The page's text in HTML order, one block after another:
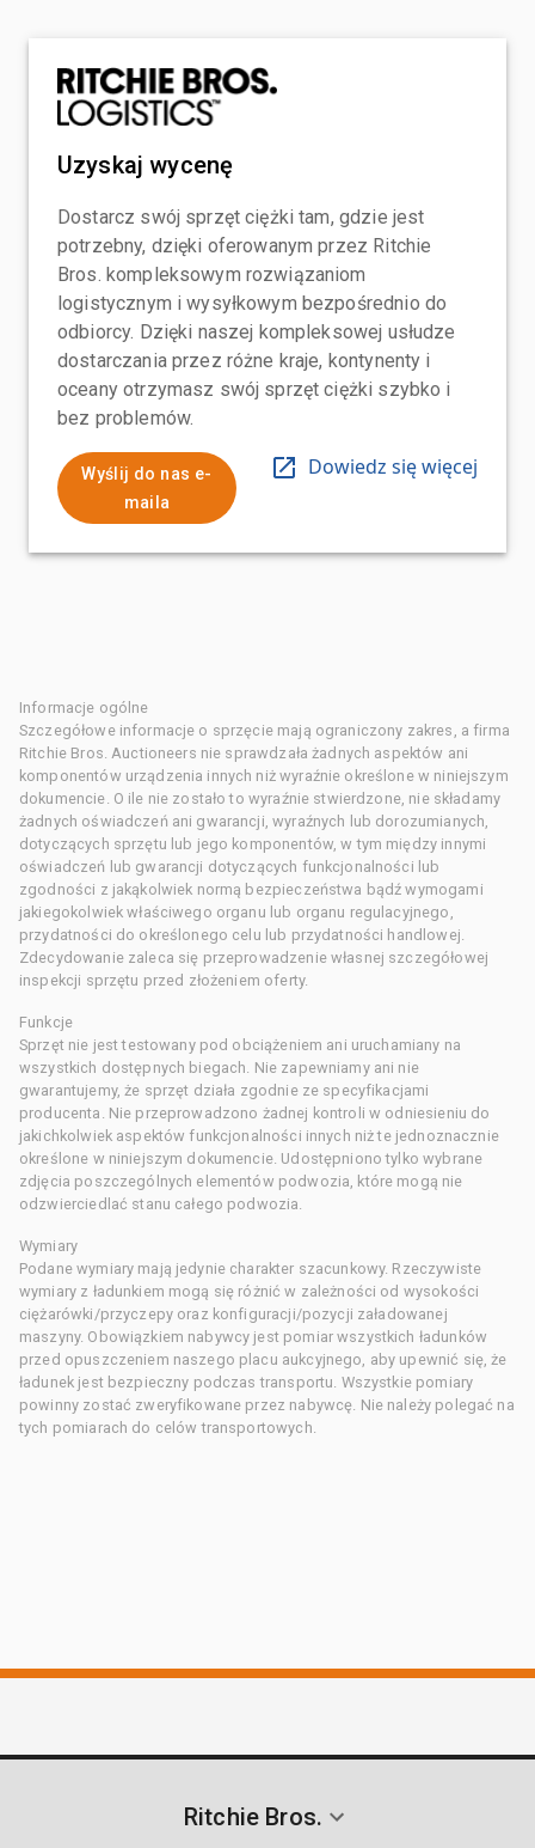
Uzyskaj wycenę
Dostarcz swój sprzęt ciężki tam, gdzie jest
potrzebny, dzięki oferowanym przez Ritchie
Bros. kompleksowym rozwiązaniom
logistycznym i wysyłkowym bezpośrednio do
odbiorcy. Dzięki naszej kompleksowej usłudze
dostarczania przez różne kraje, kontynenty i
oceany otrzymasz swój sprzęt ciężki szybko i
bez problemów.
Wyślij do nas e-
maila
Dowiedz się więcej
Informacje ogólne
Szczegółowe informacje o sprzęcie mają ograniczony zakres, a firma
Ritchie Bros. Auctioneers nie sprawdzała żadnych aspektów ani
komponentów urządzenia innych niż wyraźnie określone w niniejszym
dokumencie. O ile nie zostało to wyraźnie stwierdzone, nie składamy
żadnych oświadczeń ani gwarancji, wyraźnych lub dorozumianych,
dotyczących sprzętu lub jego komponentów, w tym między innymi
oświadczeń lub gwarancji dotyczących funkcjonalności lub
zgodności z jakąkolwiek normą bezpieczeństwa bądź wymogami
jakiegokolwiek właściwego organu lub organu regulacyjnego,
przydatności do określonego celu lub przydatności handlowej.
Zdecydowanie zaleca się przeprowadzenie własnej szczegółowej
inspekcji sprzętu przed złożeniem oferty.
Funkcje
Sprzęt nie jest testowany pod obciążeniem ani uruchamiany na
wszystkich dostępnych biegach. Nie zapewniamy ani nie
gwarantujemy, że sprzęt działa zgodnie ze specyfikacjami
producenta. Nie przeprowadzono żadnej kontroli w odniesieniu do
jakichkolwiek aspektów funkcjonalności innych niż te jednoznacznie
określone w niniejszym dokumencie. Udostępniono tylko wybrane
zdjęcia poszczególnych elementów podwozia, które mogą nie
odzwierciedlać stanu całego podwozia.
Wymiary
Podane wymiary mają jedynie charakter szacunkowy. Rzeczywiste
wymiary z ładunkiem mogą się różnić w zależności od wysokości
ciężarówki/przyczepy oraz konfiguracji/pozycji załadowanej
maszyny. Obowiązkiem nabywcy jest pomiar wszystkich ładunków
przed opuszczeniem naszego placu aukcyjnego, aby upewnić się, że
ładunek jest bezpieczny podczas transportu. Wszystkie pomiary
powinny zostać zweryfikowane przez nabywcę. Nie należy polegać na
tych pomiarach do celów transportowych.
Ritchie Bros.